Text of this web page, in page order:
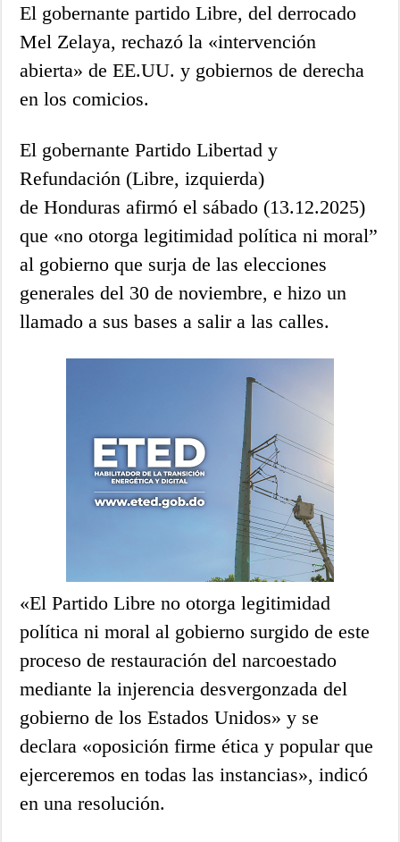
El gobernante partido Libre, del derrocado
Mel Zelaya, rechazó la «intervención
abierta» de EE.UU. y gobiernos de derecha
en los comicios.
El gobernante Partido Libertad y
Refundación (Libre, izquierda)
de Honduras afirmó el sábado (13.12.2025)
que «no otorga legitimidad política ni moral”
al gobierno que surja de las elecciones
generales del 30 de noviembre, e hizo un
llamado a sus bases a salir a las calles.
«El Partido Libre no otorga legitimidad
política ni moral al gobierno surgido de este
proceso de restauración del narcoestado
mediante la injerencia desvergonzada del
gobierno de los Estados Unidos» y se
declara «oposición firme ética y popular que
ejerceremos en todas las instancias», indicó
en una resolución.